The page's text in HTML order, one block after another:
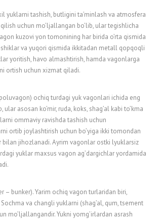
yuklarni tashish, butligini ta’minlash va atmosfera
uchun mo’ljallangan bo’lib, ular tegishlicha
kuzovi yon tomonining har birida o’rta qismida
va yuqori qismida ikkitadan metall qopqoqli
yoritish, havo almashtirish, hamda vagonlarga
ortish uchun xizmat qiladi.
ochiq turdagi yuk vagonlari ichida eng
ular asosan ko’mir, ruda, koks, shag’al kabi to’kma
ommaviy ravishda tashish uchun
ortib joylashtirish uchun bo’yiga ikki tomondan
bilan jihozlanadi. Ayrim vagonlar ostki lyuklarsiz
yuklar maxsus vagon ag’dargichlar yordamida
– bunker). Yarim ochiq vagon turlaridan biri,
va changli yuklarni (shag’al, qum, tsement
mo’ljallangandir. Yukni yomg’irlardan asrash